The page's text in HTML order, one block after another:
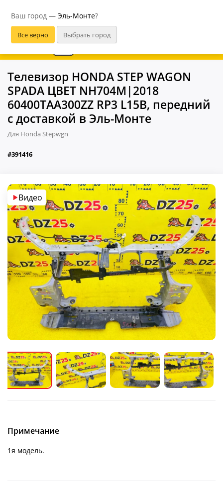
Ваш город — Эль-Монте?
В приложении удобнее
Телевизор HONDA STEP WAGON
SPADA ЦВЕТ NH704M|2018
60400TAA300ZZ RP3 L15B, передний
с доставкой в Эль-Монте
Для Honda Stepwgn
#391416
Видео
Примечание
1я модель.